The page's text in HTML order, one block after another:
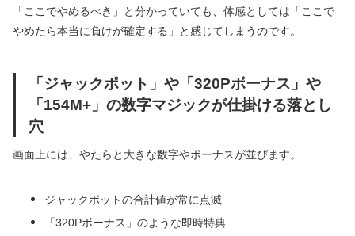
「ここでやめるべき」と分かっていても、体感としては「ここで
やめたら本当に負けが確定する」と感じてしまうのです。
「ジャックポット」や「320Pボーナス」や
「154M+」の数字マジックが仕掛ける落とし
穴
画面上には、やたらと大きな数字やボーナスが並びます。
ジャックポットの合計値が常に点滅
「320Pボーナス」のような即時特典